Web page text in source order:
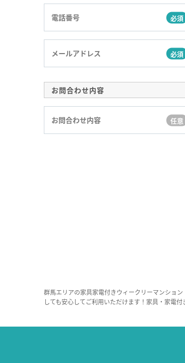
電話番号
メールアドレス
お問合わせ内容
お問合わせ内容
群馬エリアの家具家電付きウィークリーマンショ
しても安心してご利用いただけます！家具・家電付